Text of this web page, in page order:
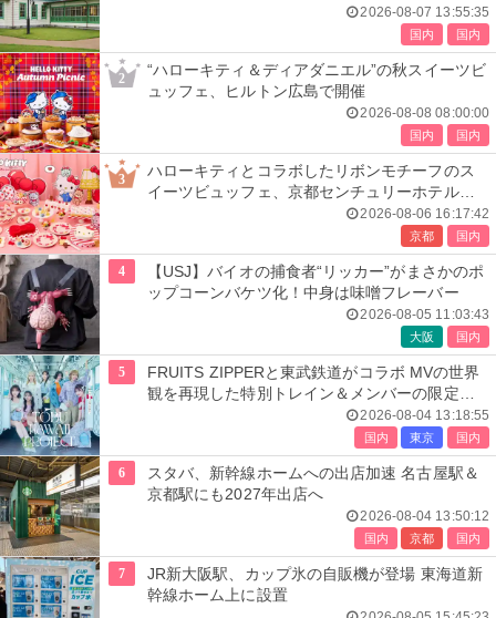
2026-08-07 13:55:35
国内 国内
2
“ハローキティ＆ディアダニエル”の秋スイーツビ
ュッフェ、ヒルトン広島で開催
2026-08-08 08:00:00
国内 国内
3
ハローキティとコラボしたリボンモチーフのス
イーツビュッフェ、京都センチュリーホテルで
2026-08-06 16:17:42
京都 国内
4
【USJ】バイオの捕食者“リッカー”がまさかのポ
ップコーンバケツ化！中身は味噌フレーバー
2026-08-05 11:03:43
大阪 国内
5
FRUITS ZIPPERと東武鉄道がコラボ MVの世界
観を再現した特別トレイン＆メンバーの限定ア
2026-08-04 13:18:55
国内 東京 国内
6
スタバ、新幹線ホームへの出店加速 名古屋駅＆
京都駅にも2027年出店へ
2026-08-04 13:50:12
国内 京都 国内
7
JR新大阪駅、カップ氷の自販機が登場 東海道新
幹線ホーム上に設置